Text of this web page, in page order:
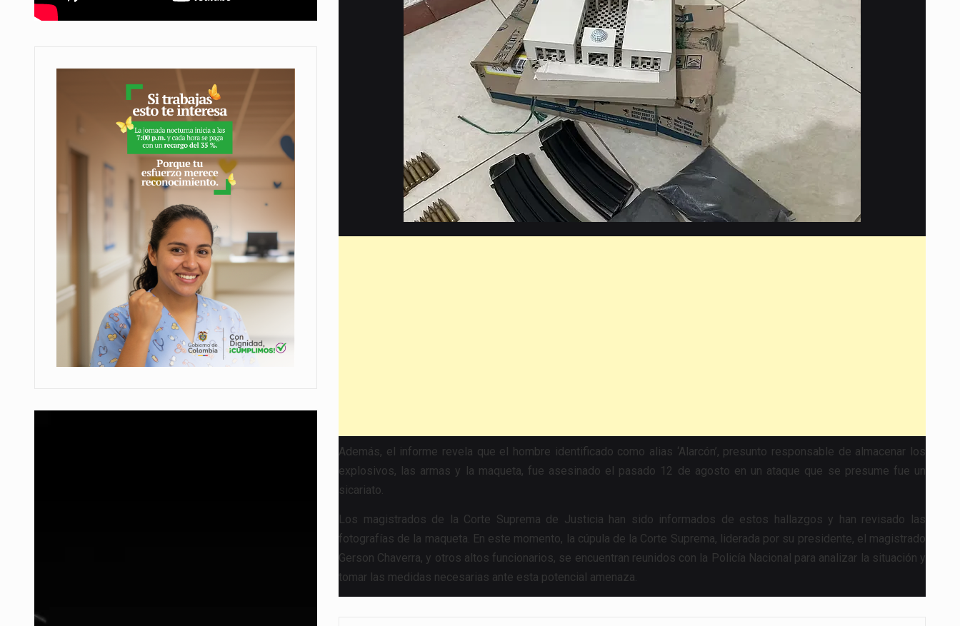
Además, el informe revela que el hombre identificado como alias ‘Alarcón’, presunto responsable de almacenar los
explosivos, las armas y la maqueta, fue asesinado el pasado 12 de agosto en un ataque que se presume fue un
sicariato.
Los magistrados de la Corte Suprema de Justicia han sido informados de estos hallazgos y han revisado las
fotografías de la maqueta. En este momento, la cúpula de la Corte Suprema, liderada por su presidente, el magistrado
Gerson Chaverra, y otros altos funcionarios, se encuentran reunidos con la Policía Nacional para analizar la situación y
tomar las medidas necesarias ante esta potencial amenaza.